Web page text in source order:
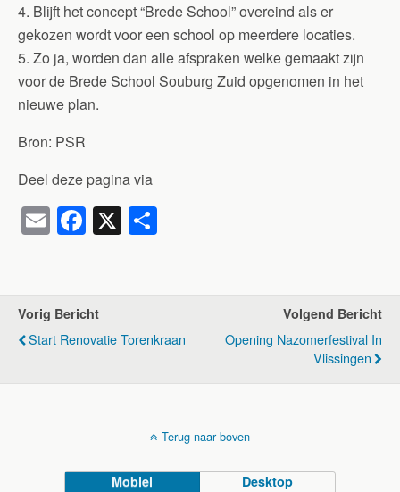
4. Blijft het concept “Brede School” overeind als er
gekozen wordt voor een school op meerdere locaties.
5. Zo ja, worden dan alle afspraken welke gemaakt zijn
voor de Brede School Souburg Zuid opgenomen in het
nieuwe plan.
Bron: PSR
Deel deze pagina via
E
m
F
a
e
b
o
X
n
Vorig Bericht
Start Renovatie Torenkraan
Volgend Bericht
Opening Nazomerfestival In
Vlissingen
Terug naar boven
Mobiel Desktop